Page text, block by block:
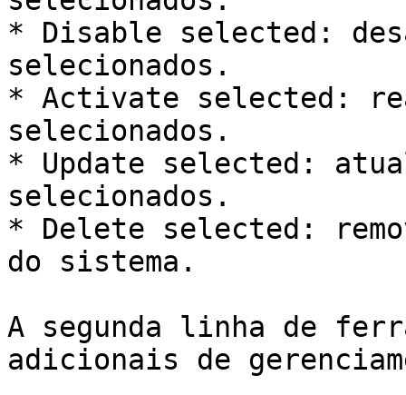
* Disable selected:
selecionados.
* Activate selected:
selecionados.
* Update selected:
selecionados.
* Delete selected:
do sistema.
A segunda linha de
adicionais de